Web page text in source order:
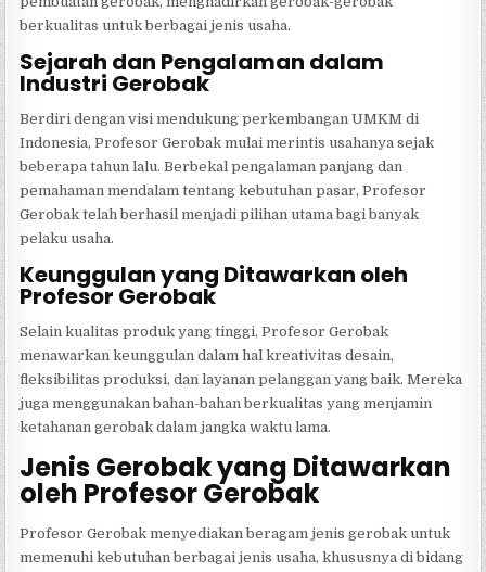
berkualitas untuk berbagai jenis usaha.
Sejarah dan Pengalaman dalam
Industri Gerobak
Berdiri dengan visi mendukung perkembangan UMKM di
Indonesia, Profesor Gerobak mulai merintis usahanya sejak
beberapa tahun lalu. Berbekal pengalaman panjang dan
pemahaman mendalam tentang kebutuhan pasar, Profesor
Gerobak telah berhasil menjadi pilihan utama bagi banyak
pelaku usaha.
Keunggulan yang Ditawarkan oleh
Profesor Gerobak
Selain kualitas produk yang tinggi, Profesor Gerobak
menawarkan keunggulan dalam hal kreativitas desain,
fleksibilitas produksi, dan layanan pelanggan yang baik. Mereka
juga menggunakan bahan-bahan berkualitas yang menjamin
ketahanan gerobak dalam jangka waktu lama.
Jenis Gerobak yang Ditawarkan
oleh Profesor Gerobak
Profesor Gerobak menyediakan beragam jenis gerobak untuk
memenuhi kebutuhan berbagai jenis usaha, khususnya di bidang